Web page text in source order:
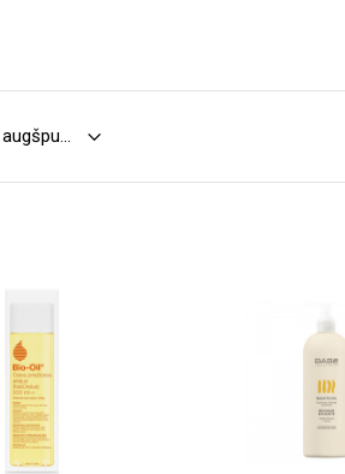
atbilstoši savām vajadzībām un izbaudi